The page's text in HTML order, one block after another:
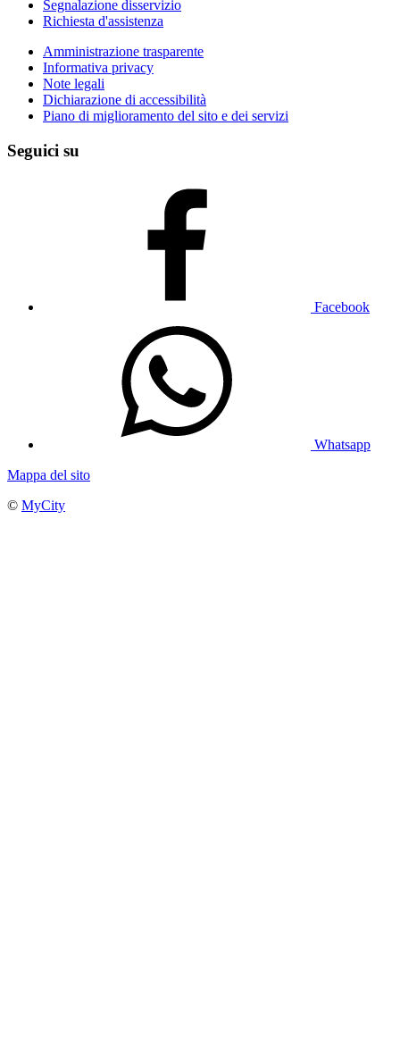
Segnalazione disservizio
Richiesta d'assistenza
Amministrazione trasparente
Informativa privacy
Note legali
Dichiarazione di accessibilità
Piano di miglioramento del sito e dei servizi
Seguici su
Facebook
Whatsapp
Mappa del sito
© MyCity